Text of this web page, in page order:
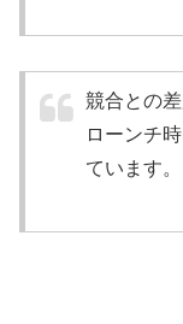
競合との
ローンチ
ています。